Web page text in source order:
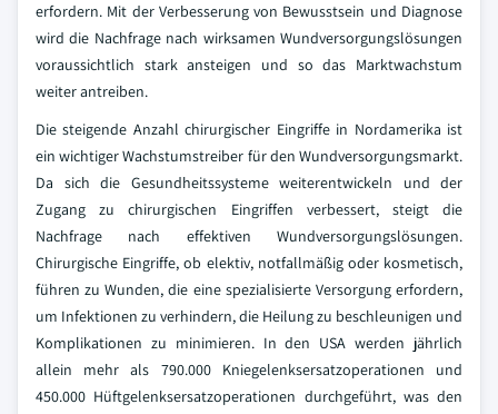
erfordern. Mit der Verbesserung von Bewusstsein und Diagnose
wird die Nachfrage nach wirksamen Wundversorgungslösungen
voraussichtlich stark ansteigen und so das Marktwachstum
weiter antreiben.
Die steigende Anzahl chirurgischer Eingriffe in Nordamerika ist
ein wichtiger Wachstumstreiber für den Wundversorgungsmarkt.
Da sich die Gesundheitssysteme weiterentwickeln und der
Zugang zu chirurgischen Eingriffen verbessert, steigt die
Nachfrage nach effektiven Wundversorgungslösungen.
Chirurgische Eingriffe, ob elektiv, notfallmäßig oder kosmetisch,
führen zu Wunden, die eine spezialisierte Versorgung erfordern,
um Infektionen zu verhindern, die Heilung zu beschleunigen und
Komplikationen zu minimieren. In den USA werden jährlich
allein mehr als 790.000 Kniegelenksersatzoperationen und
450.000 Hüftgelenksersatzoperationen durchgeführt, was den